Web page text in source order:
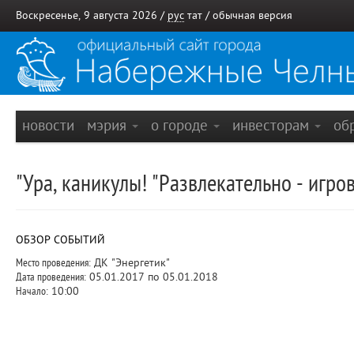
Воскресенье, 9 августа 2026 / рус тат / обычная версия
новости мэрия о городе инвесторам
"Ура, каникулы! "Развлекательно -
ОБЗОР СОБЫТИЙ
Место проведения: ДК "Энергетик"
Дата проведения: 05.01.2017 по 05.01.2018
Начало: 10:00